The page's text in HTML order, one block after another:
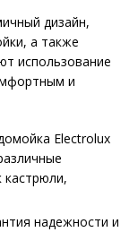
дизайн,
а также
использование
и
Electrolux
кастрюли,
надежности и